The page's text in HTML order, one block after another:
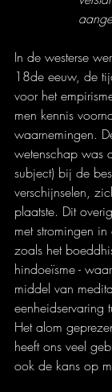
In de westerse
18de eeuw, de
voor het
men kennis
waarnemingen.
wetenschap was
subject) bij de
verschijnselen,
plaatste. Dit
met stromingen
zoals het
hindoeïsme -
middel van
eenheidservaring
Het alom
heeft ons veel
ook de kans op